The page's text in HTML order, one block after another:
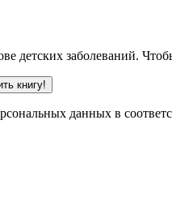
детских заболеваний.
данных в